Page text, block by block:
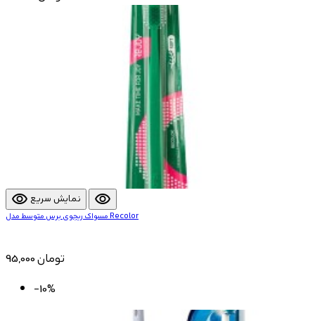
visibility نمایش سریع visibility
مسواک ریجوی برس متوسط مدل Recolor
95,000 تومان
-10%